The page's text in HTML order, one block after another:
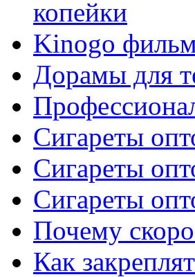
копейки
Kinogo
Дорамы для
Сигареты
Сигареты
Сигареты
Почему
Как